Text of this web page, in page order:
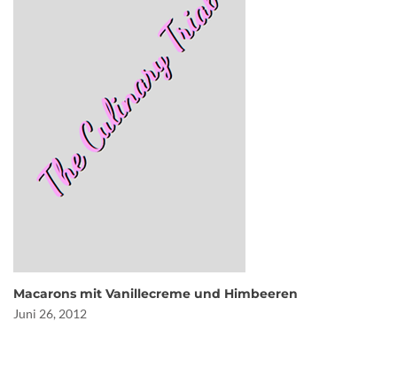
Macarons mit Vanillecreme und Himbeeren
Juni 26, 2012